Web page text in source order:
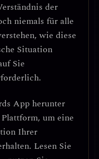
der
niemals für alle
wie diese
Situation
Sie
App herunter
um eine
Ihrer
Lesen Sie